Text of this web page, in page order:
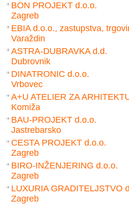
BON PROJEKT d.o.o.
Zagreb
EBIA d.o.o., zastupstva,
Varaždin
ASTRA-DUBRAVKA d.d.
Dubrovnik
DINATRONIC d.o.o.
Vrbovec
A+U ATELIER ZA
Komiža
BAU-PROJEKT d.o.o.
Jastrebarsko
CESTA PROJEKT d.o.o.
Zagreb
BIRO-INŽENJERING d.o.o.
Zagreb
LUXURIA GRADITELJSTVO
Zagreb